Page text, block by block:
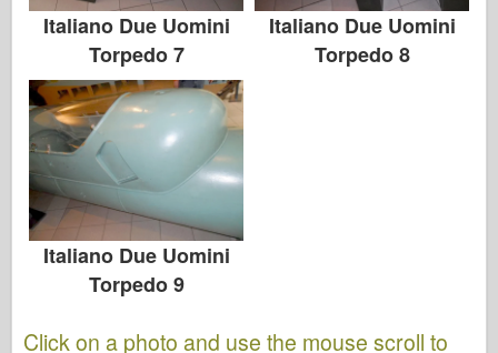
Italiano Due Uomini
Torpedo 7
Italiano Due Uomini
Torpedo 8
Italiano Due Uomini
Torpedo 9
Click on a photo and use the mouse scroll to